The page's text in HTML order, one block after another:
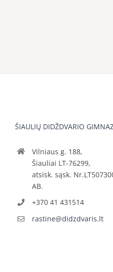
ŠIAULIŲ DIDŽDVARIO
Vilniaus g. 188,
Šiauliai LT-76299,
atsisk. sąsk.
AB.
+370 41 431514
rastine@didzdvaris.lt